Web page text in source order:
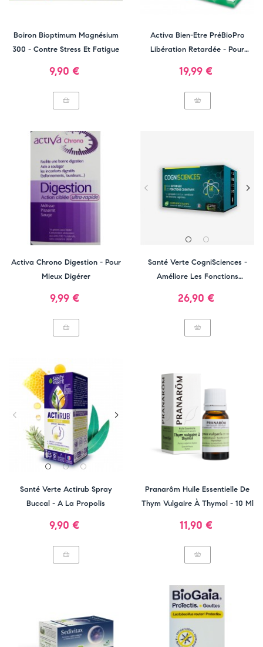
Boiron Bioptimum Magnésium
300 - Contre Stress Et Fatigue
Prix
9,90 €
Activa Bien-Etre PréBioPro
Libération Retardée - Pour
Naturelles
Prix
19,99 €
Activa Chrono Digestion - Pour
Mieux Digérer
Prix
9,99 €
Santé Verte CogniSciences -
Améliore Les Fonctions
Prix
26,90 €
Santé Verte Actirub Spray
Buccal - A La Propolis
Prix
9,90 €
Pranarôm Huile Essentielle De
Thym Vulgaire À Thymol - 10 Ml
Prix
11,90 €